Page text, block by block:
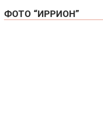
ФОТО “ИРРИОН”